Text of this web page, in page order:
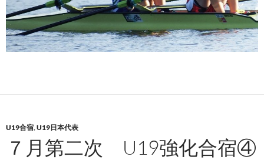
U19合宿,U19日本代表
７月第二次 U19強化合宿④